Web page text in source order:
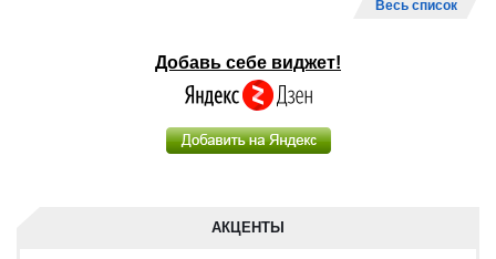
Весь список
Добавь себе виджет!
АКЦЕНТЫ